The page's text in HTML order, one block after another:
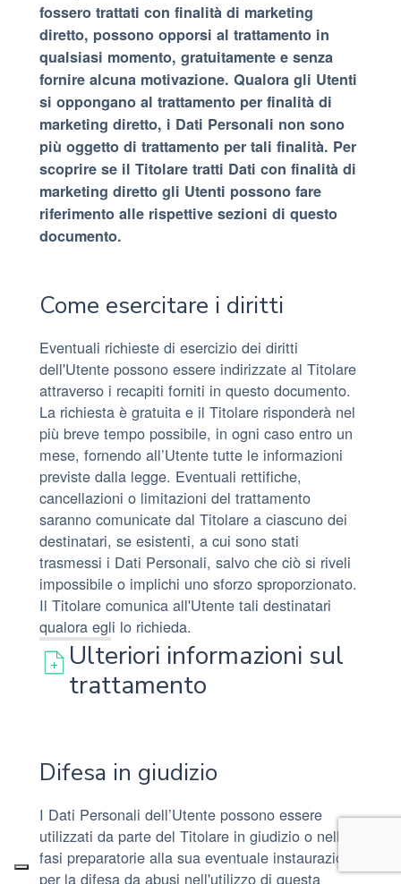
fossero trattati con finalità di marketing
diretto, possono opporsi al trattamento in
qualsiasi momento, gratuitamente e senza
fornire alcuna motivazione. Qualora gli Utenti
si oppongano al trattamento per finalità di
marketing diretto, i Dati Personali non sono
più oggetto di trattamento per tali finalità. Per
scoprire se il Titolare tratti Dati con finalità di
marketing diretto gli Utenti possono fare
riferimento alle rispettive sezioni di questo
documento.
Come esercitare i diritti
Eventuali richieste di esercizio dei diritti
dell'Utente possono essere indirizzate al Titolare
attraverso i recapiti forniti in questo documento.
La richiesta è gratuita e il Titolare risponderà nel
più breve tempo possibile, in ogni caso entro un
mese, fornendo all’Utente tutte le informazioni
previste dalla legge. Eventuali rettifiche,
cancellazioni o limitazioni del trattamento
saranno comunicate dal Titolare a ciascuno dei
destinatari, se esistenti, a cui sono stati
trasmessi i Dati Personali, salvo che ciò si riveli
impossibile o implichi uno sforzo sproporzionato.
Il Titolare comunica all'Utente tali destinatari
qualora egli lo richieda.
Ulteriori informazioni sul
trattamento
Difesa in giudizio
I Dati Personali dell’Utente possono essere
utilizzati da parte del Titolare in giudizio o nelle
fasi preparatorie alla sua eventuale instaurazione
per la difesa da abusi nell'utilizzo di questa